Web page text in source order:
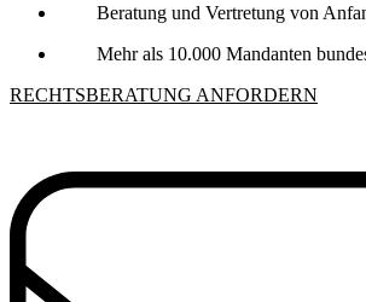
Beratung und Vertretung von
Mehr als 10.000 Mandanten
RECHTSBERATUNG ANFORDERN